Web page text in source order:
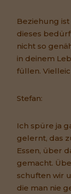
Beziehung
dieses
nicht so
in deinem
füllen.
Stefan:
Ich spüre ja
gelernt, das
Essen, über
gemacht.
schuften wir
die man nie